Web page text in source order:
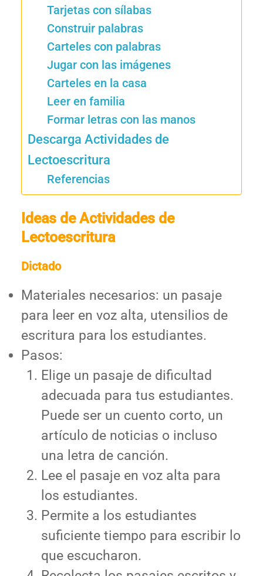
Tarjetas con sílabas
Construir palabras
Carteles con palabras
Jugar con las imágenes
Carteles en la casa
Leer en familia
Formar letras con las manos
Descarga Actividades de
Lectoescritura
Referencias
Ideas de Actividades de
Lectoescritura
Dictado
Materiales necesarios: un pasaje
para leer en voz alta, utensilios de
escritura para los estudiantes.
Pasos:
Elige un pasaje de dificultad
adecuada para tus estudiantes.
Puede ser un cuento corto, un
artículo de noticias o incluso
una letra de canción.
Lee el pasaje en voz alta para
los estudiantes.
Permite a los estudiantes
suficiente tiempo para escribir lo
que escucharon.